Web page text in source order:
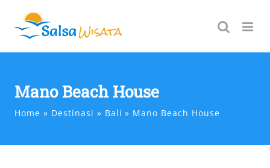
content
Mano Beach House
Home Destinasi Bali Mano Beach House